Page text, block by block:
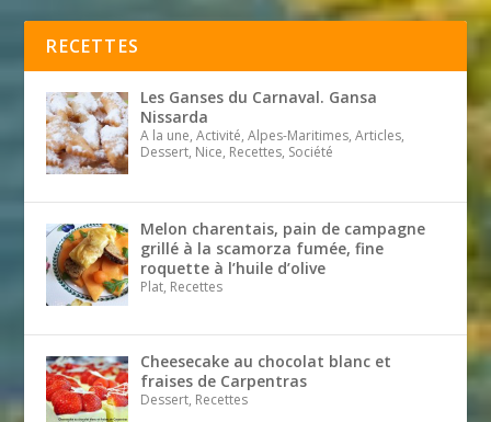
RECETTES
Les Ganses du Carnaval. Gansa
Nissarda
A la une, Activité, Alpes-Maritimes, Articles,
Dessert, Nice, Recettes, Société
Melon charentais, pain de campagne
grillé à la scamorza fumée, fine
roquette à l’huile d’olive
Plat, Recettes
Cheesecake au chocolat blanc et
fraises de Carpentras
Dessert, Recettes